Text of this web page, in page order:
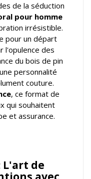
de la séduction
pour homme
irrésistible.
pour un départ
l'opulence des
du bois de pin
personnalité
couture.
, ce format de
qui souhaitent
et assurance.
L'art de